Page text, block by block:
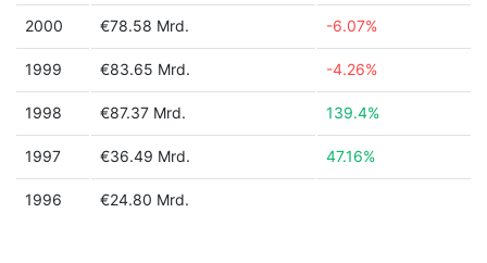
2000 €78.58 Mrd. -6.07%
1999 €83.65 Mrd. -4.26%
1998 €87.37 Mrd. 139.4%
1997 €36.49 Mrd. 47.16%
1996 €24.80 Mrd.